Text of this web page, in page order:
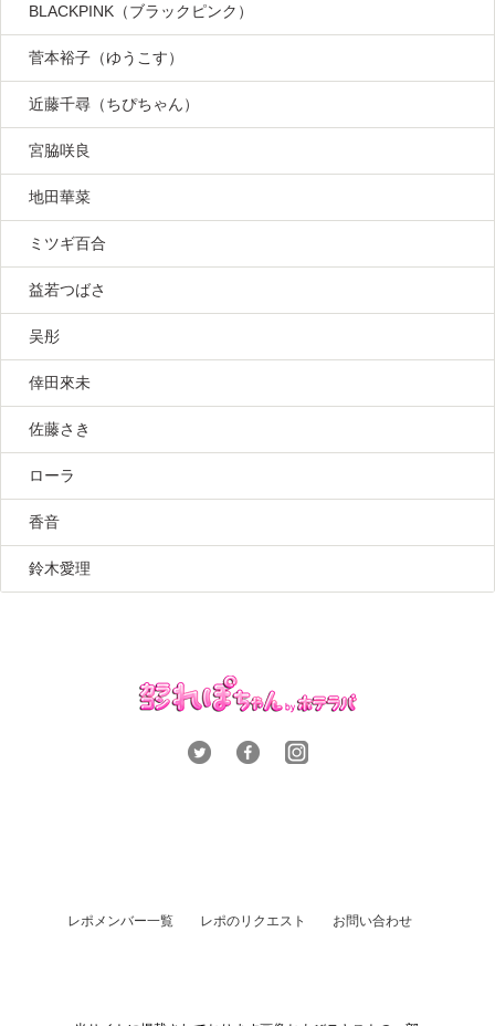
BLACKPINK（ブラックピンク）
菅本裕子（ゆうこす）
近藤千尋（ちぴちゃん）
宮脇咲良
地田華菜
ミツギ百合
益若つばさ
吴彤
倖田來未
佐藤さき
ローラ
香音
鈴木愛理
レポメンバー一覧 レポのリクエスト お問い合わせ